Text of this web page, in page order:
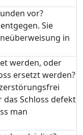
vor?
Sie
in
werden, oder
ersetzt werden?
Schloss defekt
man